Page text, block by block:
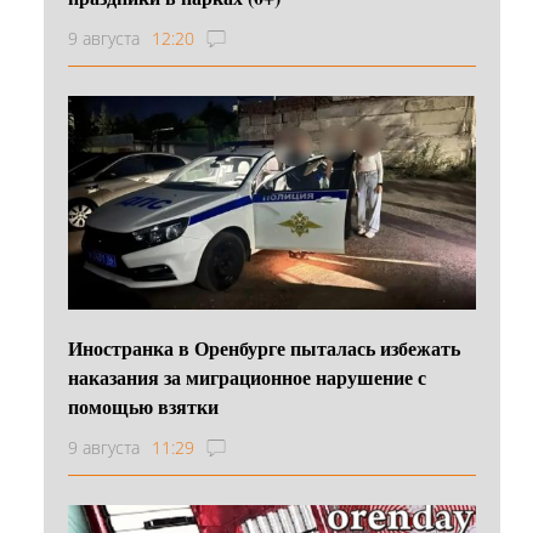
9 августа 12:20
Иностранка в Оренбурге пыталась избежать
наказания за миграционное нарушение с
помощью взятки
9 августа 11:29